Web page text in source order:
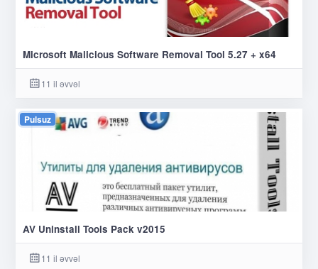
Microsoft Malicious Software Removal Tool 5.27 + x64
11 il əvvəl
Pulsuz
AV Uninstall Tools Pack v2015
11 il əvvəl